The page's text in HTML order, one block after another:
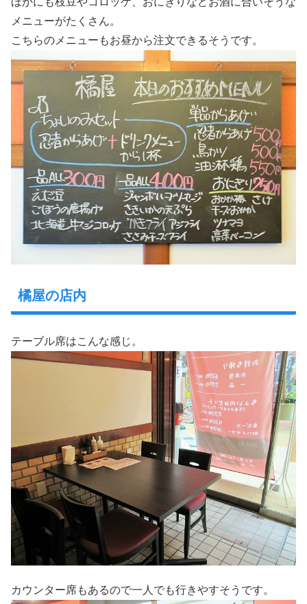
メニューがたくさん。
こちらのメニューもお昼から注文できるそうです。
橘屋の店内
テーブル席はこんな感じ。
カウンター席もあるので一人でも行きやすそうです。